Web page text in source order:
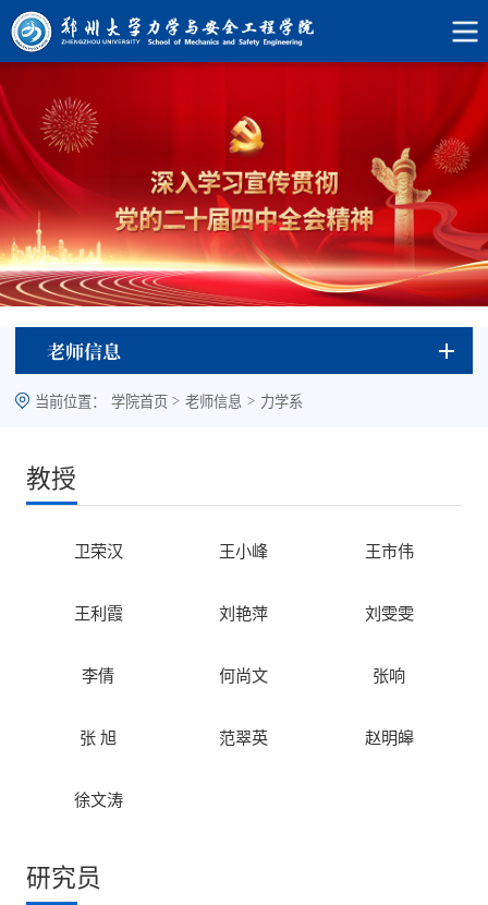
老师信息
当前位置： 学院首页 > 老师信息 > 力学系
教授
卫荣汉 王小峰 王市伟
王利霞 刘艳萍 刘雯雯
李倩 何尚文 张响
张 旭 范翠英 赵明皞
徐文涛
研究员